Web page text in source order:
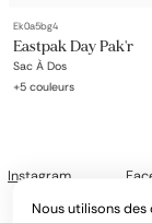
Ek0a5bg4
Eastpak Day Pak'r
Sac À Dos
+5 couleurs
Instagram
Nous utilisons